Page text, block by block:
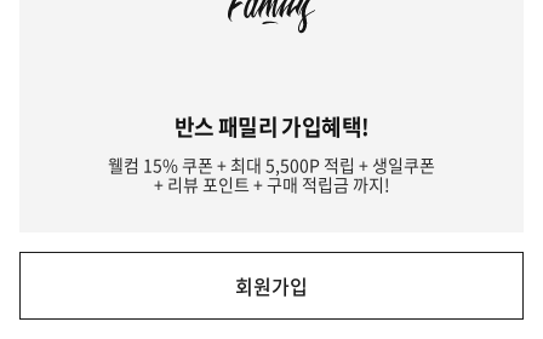
반스 패밀리 가입혜택!
웰컴 15% 쿠폰 + 최대 5,500P 적립 + 생일쿠폰
+ 리뷰 포인트 + 구매 적립금 까지!
회원가입